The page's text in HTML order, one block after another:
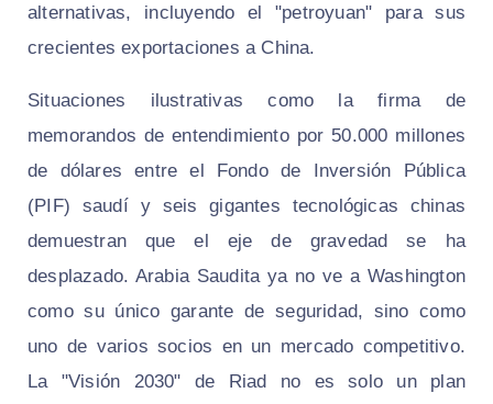
alternativas, incluyendo el "petroyuan" para sus
crecientes exportaciones a China.
Situaciones ilustrativas como la firma de
memorandos de entendimiento por 50.000 millones
de dólares entre el Fondo de Inversión Pública
(PIF) saudí y seis gigantes tecnológicas chinas
demuestran que el eje de gravedad se ha
desplazado. Arabia Saudita ya no ve a Washington
como su único garante de seguridad, sino como
uno de varios socios en un mercado competitivo.
La "Visión 2030" de Riad no es solo un plan